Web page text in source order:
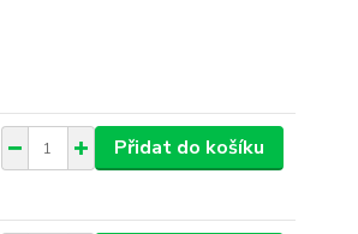
Přidat do košíku